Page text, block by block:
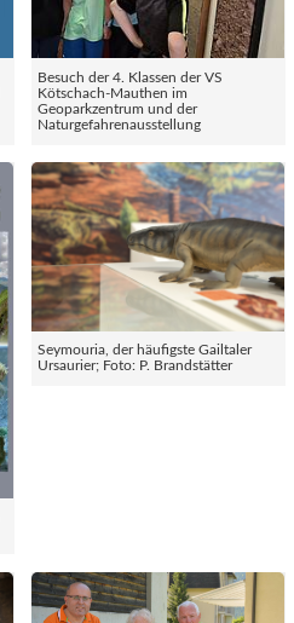
Besuch der 4. Klassen der VS
Kötschach-Mauthen im
Geoparkzentrum und der
Naturgefahrenausstellung
Seymouria, der häufigste Gailtaler
Ursaurier; Foto: P. Brandstätter